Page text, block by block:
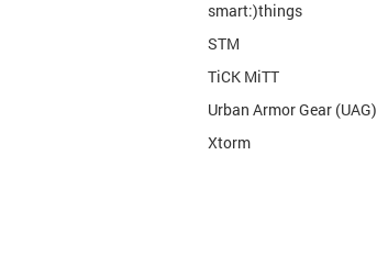
smart:)things
STM
TiCK MiTT
Urban Armor Gear (UAG)
Xtorm